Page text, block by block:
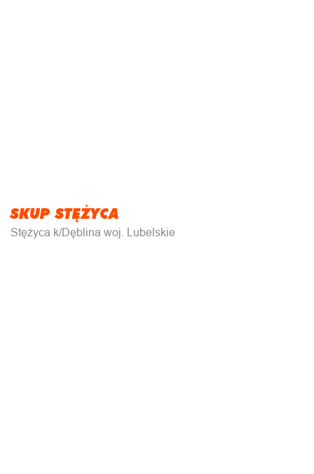
SKUP STĘŻYCA
Stężyca k/Dęblina woj. Lubelskie